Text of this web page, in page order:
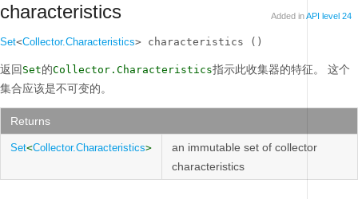
characteristics Added inAPI level 24
Set<Collector.Characteristics> characteristics ()
返回 Set的Collector.Characteristics指示此收集器的特征。
这个
集合应该是不可变的。
Returns
Set<Collector.Characteristics>
an immutable set of collector
characteristics